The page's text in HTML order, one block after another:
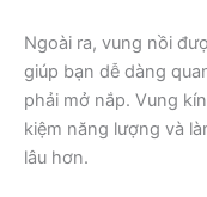
Ngoài ra, vung nồi
giúp bạn dễ dàng
phải mở nắp. Vung
kiệm năng lượng và
lâu hơn.